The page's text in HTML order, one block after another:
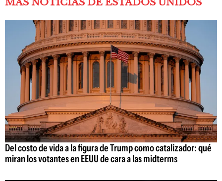
Del costo de vida a la figura de Trump como catalizador: qué
miran los votantes en EEUU de cara a las midterms